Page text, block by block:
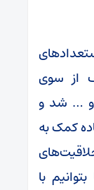
از سوی
و … شد و
کمک به
با